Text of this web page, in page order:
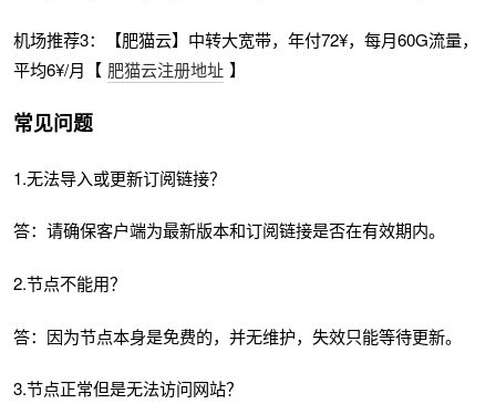
机场推荐3：【肥猫云】中转大宽带，年付72¥，每月60G流量，
平均6¥/月【 肥猫云注册地址 】
常见问题
1.无法导入或更新订阅链接？
答：请确保客户端为最新版本和订阅链接是否在有效期内。
2.节点不能用？
答：因为节点本身是免费的，并无维护，失效只能等待更新。
3.节点正常但是无法访问网站？